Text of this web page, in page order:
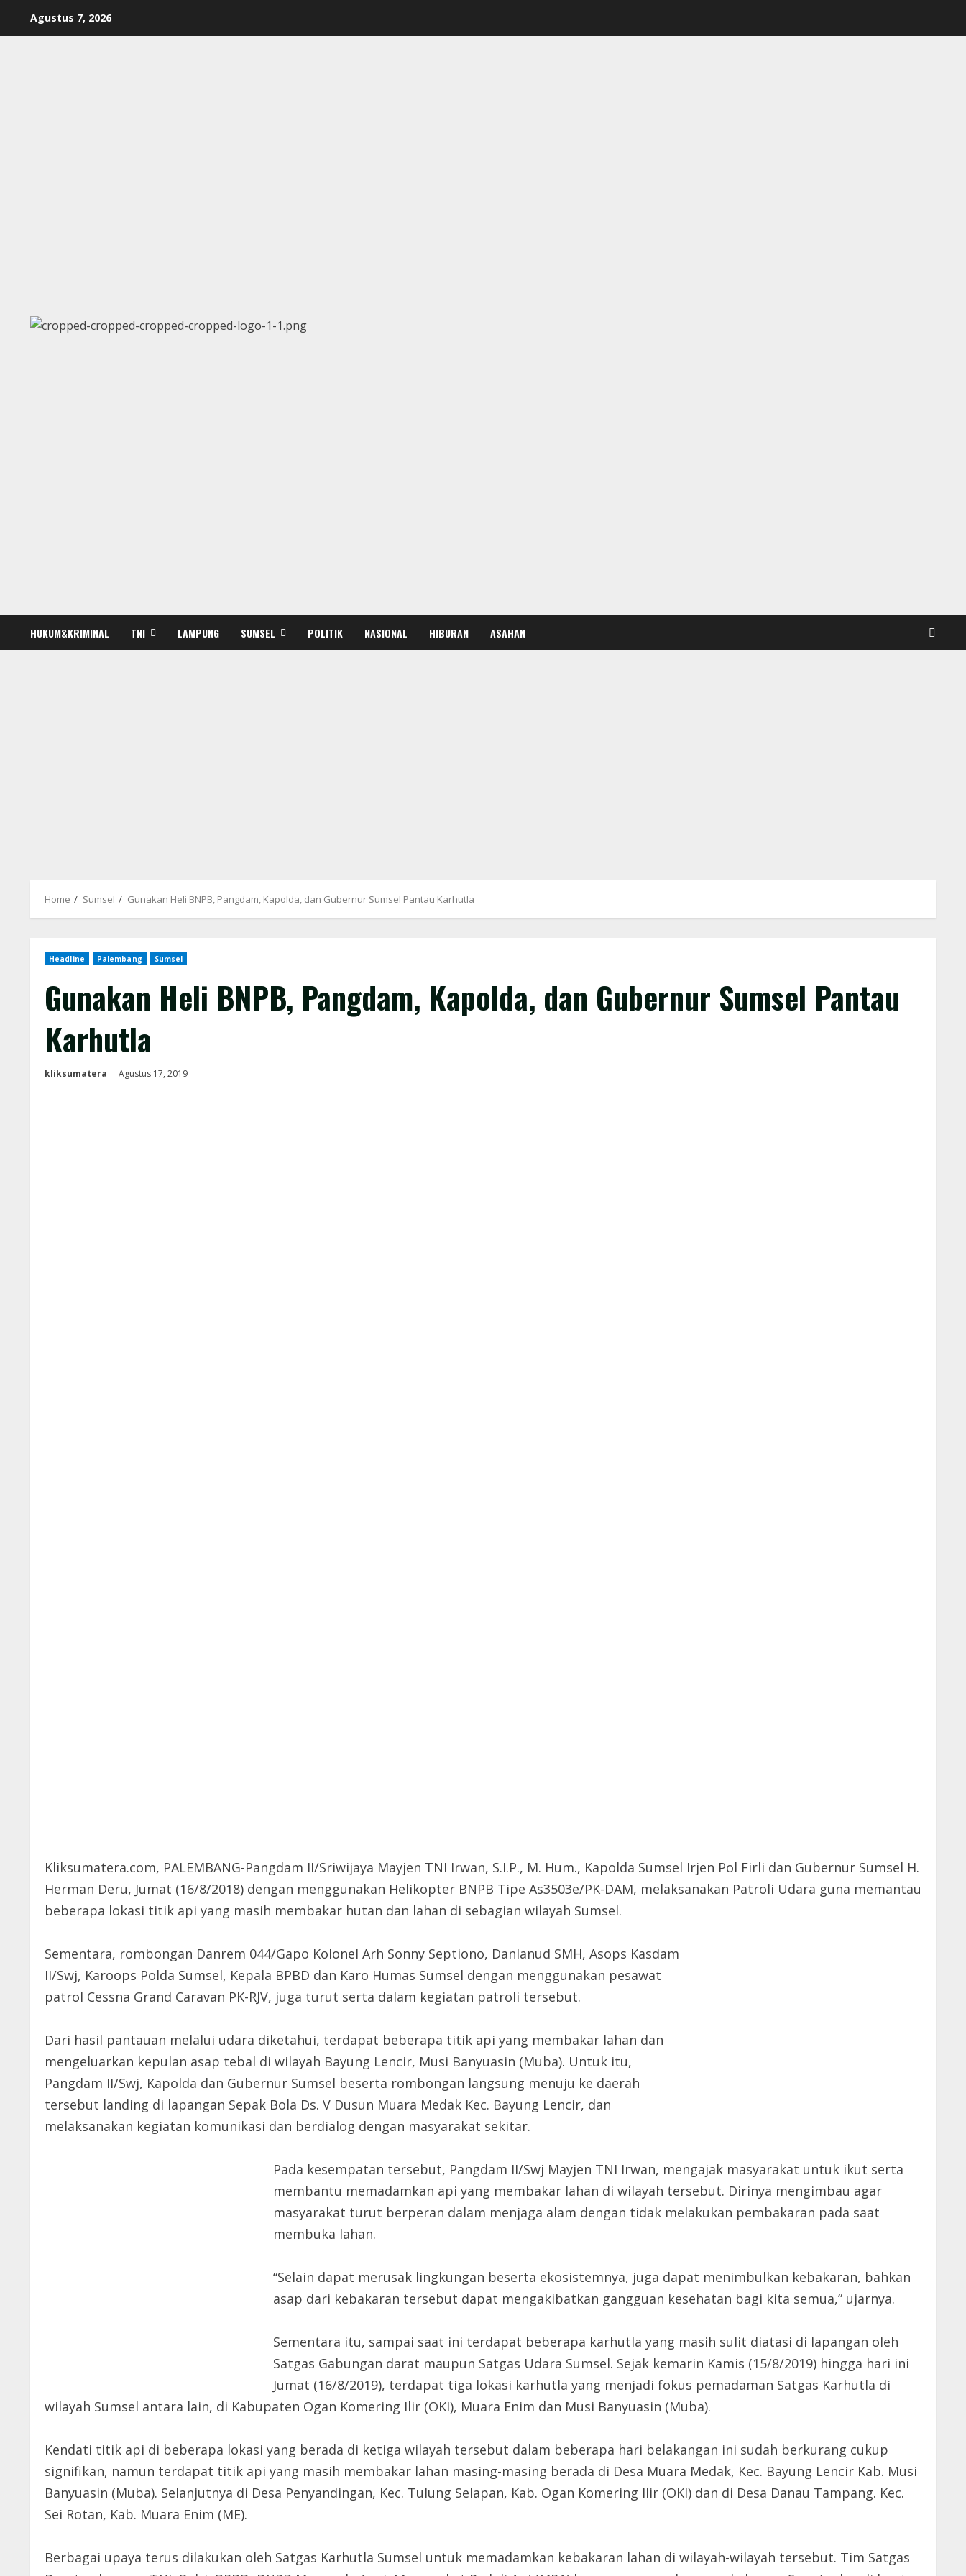
Agustus 7, 2026
HUKUM&KRIMINAL TNI LAMPUNG SUMSEL POLITIK NASIONAL HIBURAN ASAHAN
Home Sumsel Gunakan Heli BNPB, Pangdam, Kapolda, dan Gubernur Sumsel Pantau Karhutla
Headline Palembang Sumsel
Gunakan Heli BNPB, Pangdam, Kapolda, dan Gubernur Sumsel Pantau
Karhutla
kliksumatera Agustus 17, 2019
Kliksumatera.com, PALEMBANG-Pangdam II/Sriwijaya Mayjen TNI Irwan, S.I.P., M. Hum., Kapolda Sumsel Irjen Pol Firli dan Gubernur Sumsel H.
Herman Deru, Jumat (16/8/2018) dengan menggunakan Helikopter BNPB Tipe As3503e/PK-DAM, melaksanakan Patroli Udara guna memantau
beberapa lokasi titik api yang masih membakar hutan dan lahan di sebagian wilayah Sumsel.
Sementara, rombongan Danrem 044/Gapo Kolonel Arh Sonny Septiono, Danlanud SMH, Asops Kasdam
II/Swj, Karoops Polda Sumsel, Kepala BPBD dan Karo Humas Sumsel dengan menggunakan pesawat
patrol Cessna Grand Caravan PK-RJV, juga turut serta dalam kegiatan patroli tersebut.
Dari hasil pantauan melalui udara diketahui, terdapat beberapa titik api yang membakar lahan dan
mengeluarkan kepulan asap tebal di wilayah Bayung Lencir, Musi Banyuasin (Muba). Untuk itu,
Pangdam II/Swj, Kapolda dan Gubernur Sumsel beserta rombongan langsung menuju ke daerah
tersebut landing di lapangan Sepak Bola Ds. V Dusun Muara Medak Kec. Bayung Lencir, dan
melaksanakan kegiatan komunikasi dan berdialog dengan masyarakat sekitar.
Pada kesempatan tersebut, Pangdam II/Swj Mayjen TNI Irwan, mengajak masyarakat untuk ikut serta
membantu memadamkan api yang membakar lahan di wilayah tersebut. Dirinya mengimbau agar
masyarakat turut berperan dalam menjaga alam dengan tidak melakukan pembakaran pada saat
membuka lahan.
“Selain dapat merusak lingkungan beserta ekosistemnya, juga dapat menimbulkan kebakaran, bahkan
asap dari kebakaran tersebut dapat mengakibatkan gangguan kesehatan bagi kita semua,” ujarnya.
Sementara itu, sampai saat ini terdapat beberapa karhutla yang masih sulit diatasi di lapangan oleh
Satgas Gabungan darat maupun Satgas Udara Sumsel. Sejak kemarin Kamis (15/8/2019) hingga hari ini
Jumat (16/8/2019), terdapat tiga lokasi karhutla yang menjadi fokus pemadaman Satgas Karhutla di
wilayah Sumsel antara lain, di Kabupaten Ogan Komering Ilir (OKI), Muara Enim dan Musi Banyuasin (Muba).
Kendati titik api di beberapa lokasi yang berada di ketiga wilayah tersebut dalam beberapa hari belakangan ini sudah berkurang cukup
signifikan, namun terdapat titik api yang masih membakar lahan masing-masing berada di Desa Muara Medak, Kec. Bayung Lencir Kab. Musi
Banyuasin (Muba). Selanjutnya di Desa Penyandingan, Kec. Tulung Selapan, Kab. Ogan Komering Ilir (OKI) dan di Desa Danau Tampang. Kec.
Sei Rotan, Kab. Muara Enim (ME).
Berbagai upaya terus dilakukan oleh Satgas Karhutla Sumsel untuk memadamkan kebakaran lahan di wilayah-wilayah tersebut. Tim Satgas